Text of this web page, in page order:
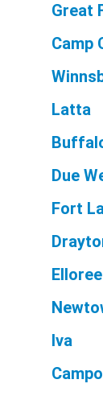
Great
Camp
Latta
Due
Fort
Elloree
Iva